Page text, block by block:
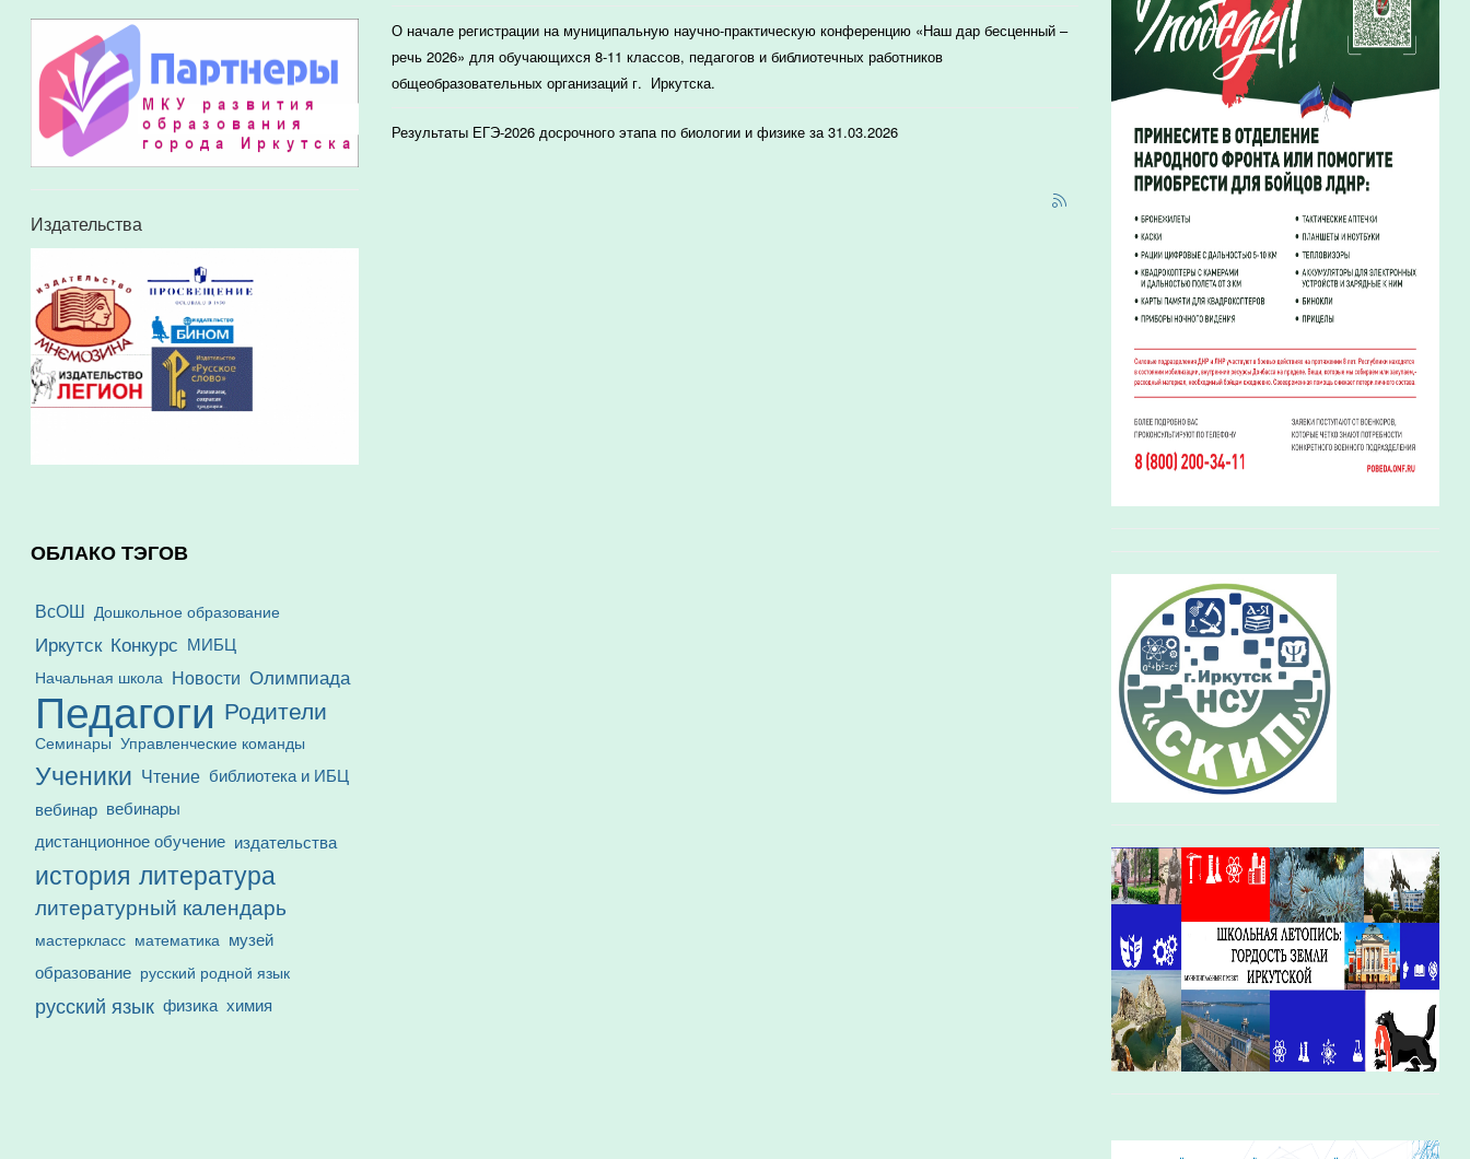
Издательства
ОБЛАКО ТЭГОВ
ВсОШ Дошкольное образование
Иркутск Конкурс МИБЦ
Начальная школа Новости Олимпиада
Педагоги Родители
Семинары Управленческие команды
Ученики Чтение библиотека и ИБЦ
вебинар вебинары
дистанционное обучение издательства
история литература
литературный календарь
мастеркласс математика музей
образование русский родной язык
русский язык физика химия
О начале регистрации на муниципальную научно-практическую конференцию «Наш дар бесценный –
речь 2026» для обучающихся 8-11 классов, педагогов и библиотечных работников
общеобразовательных организаций г. Иркутска.
Результаты ЕГЭ-2026 досрочного этапа по биологии и физике за 31.03.2026